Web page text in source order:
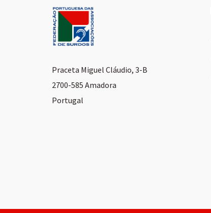
Praceta Miguel Cláudio, 3-B
2700-585 Amadora
Portugal